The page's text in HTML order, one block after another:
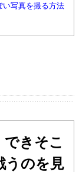
い写真を撮る方法
きそこ
うのを見